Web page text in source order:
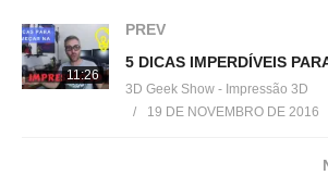
Instagram:
www.instagram.com/3DGeekShow
11:26
PREV
3D Geek Show - Impressão 3D
19 DE NOVEMBRO DE 2016